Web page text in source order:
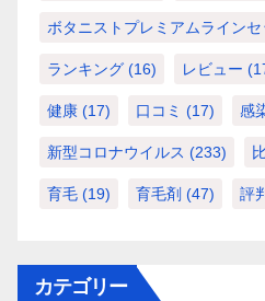
ボタニストプレミアムラインセ
ランキング (16) レビュー
健康 (17) 口コミ (17) 感
新型コロナウイルス (233)
育毛 (19) 育毛剤 (47) 評
カテゴリー